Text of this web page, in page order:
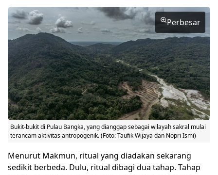
Perbesar
Bukit-bukit di Pulau Bangka, yang dianggap sebagai wilayah sakral mulai
terancam aktivitas antropogenik. (Foto: Taufik Wijaya dan Nopri Ismi)
Menurut Makmun, ritual yang diadakan sekarang
sedikit berbeda. Dulu, ritual dibagi dua tahap. Tahap